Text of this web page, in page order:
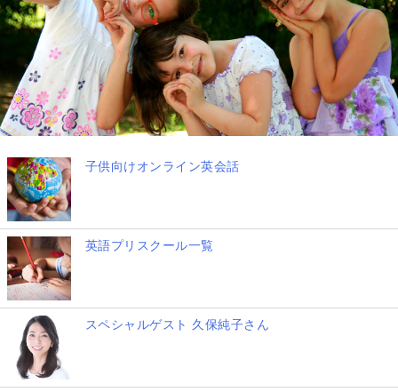
子供向けオンライン英会話
英語プリスクール一覧
スペシャルゲスト 久保純子さん